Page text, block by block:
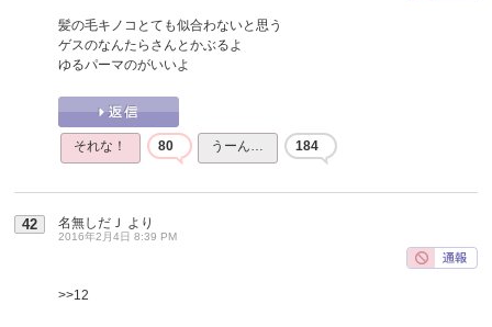
髪の毛キノコとても似合わないと思う
ゲスのなんたらさんとかぶるよ
ゆるパーマのがいいよ
それな！ 80 うーん… 184
42 名無しだＪ より
2016年2月4日 8:39 PM
>>12